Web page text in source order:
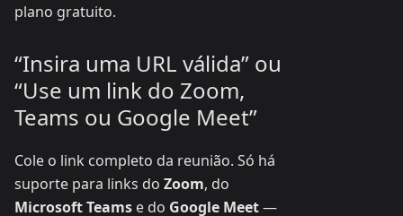
plano gratuito.
“Insira uma URL válida” ou
“Use um link do Zoom,
Teams ou Google Meet”
Cole o link completo da reunião. Só há
suporte para links do Zoom, do
Microsoft Teams e do Google Meet—